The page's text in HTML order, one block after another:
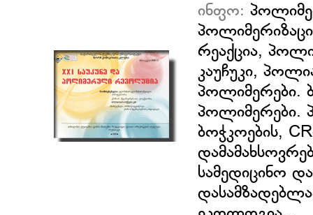
ინფო:
რეაქცია,
კაუჩუკი,
პოლიმერები.
პოლიმერები.
ბოჭკოების,
სამედიცინო